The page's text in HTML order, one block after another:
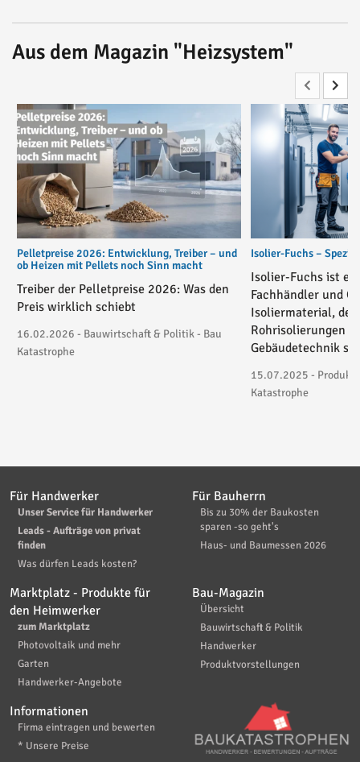
Aus dem Magazin "Heizsystem"
Pelletpreise 2026: Entwicklung, Treiber – und
ob Heizen mit Pellets noch Sinn macht
Treiber der Pelletpreise 2026: Was den
Preis wirklich schiebt
16.02.2026 - Bauwirtschaft & Politik - Bau
Katastrophe
Isolier-Fuchs –
Isolier-Fuchs ist
Fachhändler und
Isoliermaterial, der
Rohrisolierungen
Gebäudetechnik
15.07.2025 -
Katastrophe
Für Handwerker
Unser Service für Handwerker
Leads - Aufträge von privat
finden
Was dürfen Leads kosten?
Für Bauherrn
Bis zu 30% der Baukosten
sparen -so geht's
Haus- und Baumessen 2026
Marktplatz - Produkte für
den Heimwerker
zum Marktplatz
Photovoltaik und mehr
Garten
Handwerker-Angebote
Bau-Magazin
Übersicht
Bauwirtschaft & Politik
Handwerker
Produktvorstellungen
Informationen
Firma eintragen und bewerten
* Unsere Preise